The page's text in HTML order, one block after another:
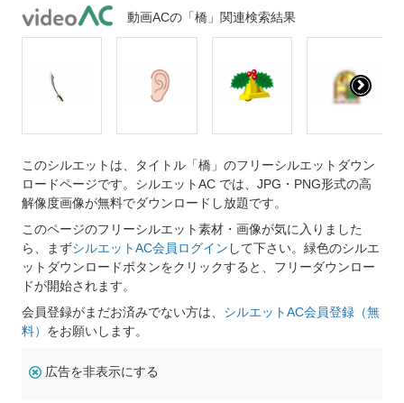
動画ACの「橋」関連検索結果
このシルエットは、タイトル「橋」のフリーシルエットダウン
ロードページです。シルエットAC では、JPG・PNG形式の高
解像度画像が無料でダウンロードし放題です。
このページのフリーシルエット素材・画像が気に入りました
ら、まずシルエットAC会員ログイン して下さい。緑色のシルエ
ットダウンロードボタンをクリックすると、フリーダウンロー
ドが開始されます。
会員登録がまだお済みでない方は、 シルエットAC会員登録（無
料） をお願いします。
広告を非表示にする